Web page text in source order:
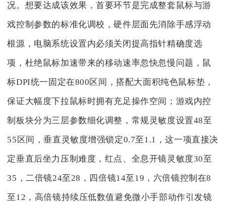
况。想要达成该效果，首要环节是完成整套鼠标与游
戏控制参数的标准化调校，硬件层面先消除手感浮动
根源，电脑系统设置内必须关闭提高指针精确度选
项，杜绝鼠标加速带来的移动速率忽快忽慢问题，鼠
标DPI统一固定在800区间，搭配大面积纯色鼠标垫，
保证大幅度下拉鼠标时拥有充足操作空间；游戏内控
制板块分为三层参数细化调整，常规灵敏度设置48至
55区间，垂直灵敏度增强锁定0.7至1.1，这一项直接决
定垂直后坐力压制难度，红点、全息开镜灵敏度30至
35，二倍镜24至28，四倍镜14至19，六倍镜控制在8
至12，高倍镜持续压低数值避免微小手部动作引发镜